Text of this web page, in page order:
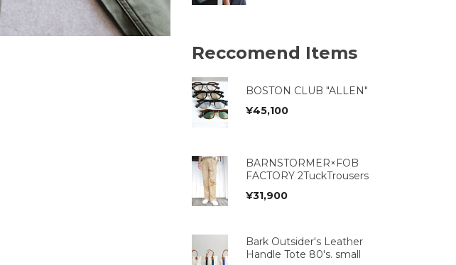
Reccomend Items
BOSTON CLUB "ALLEN"
¥45,100
BARNSTORMER×FOB
FACTORY 2TuckTrousers
¥31,900
Bark Outsider's Leather
Handle Tote 80's. small